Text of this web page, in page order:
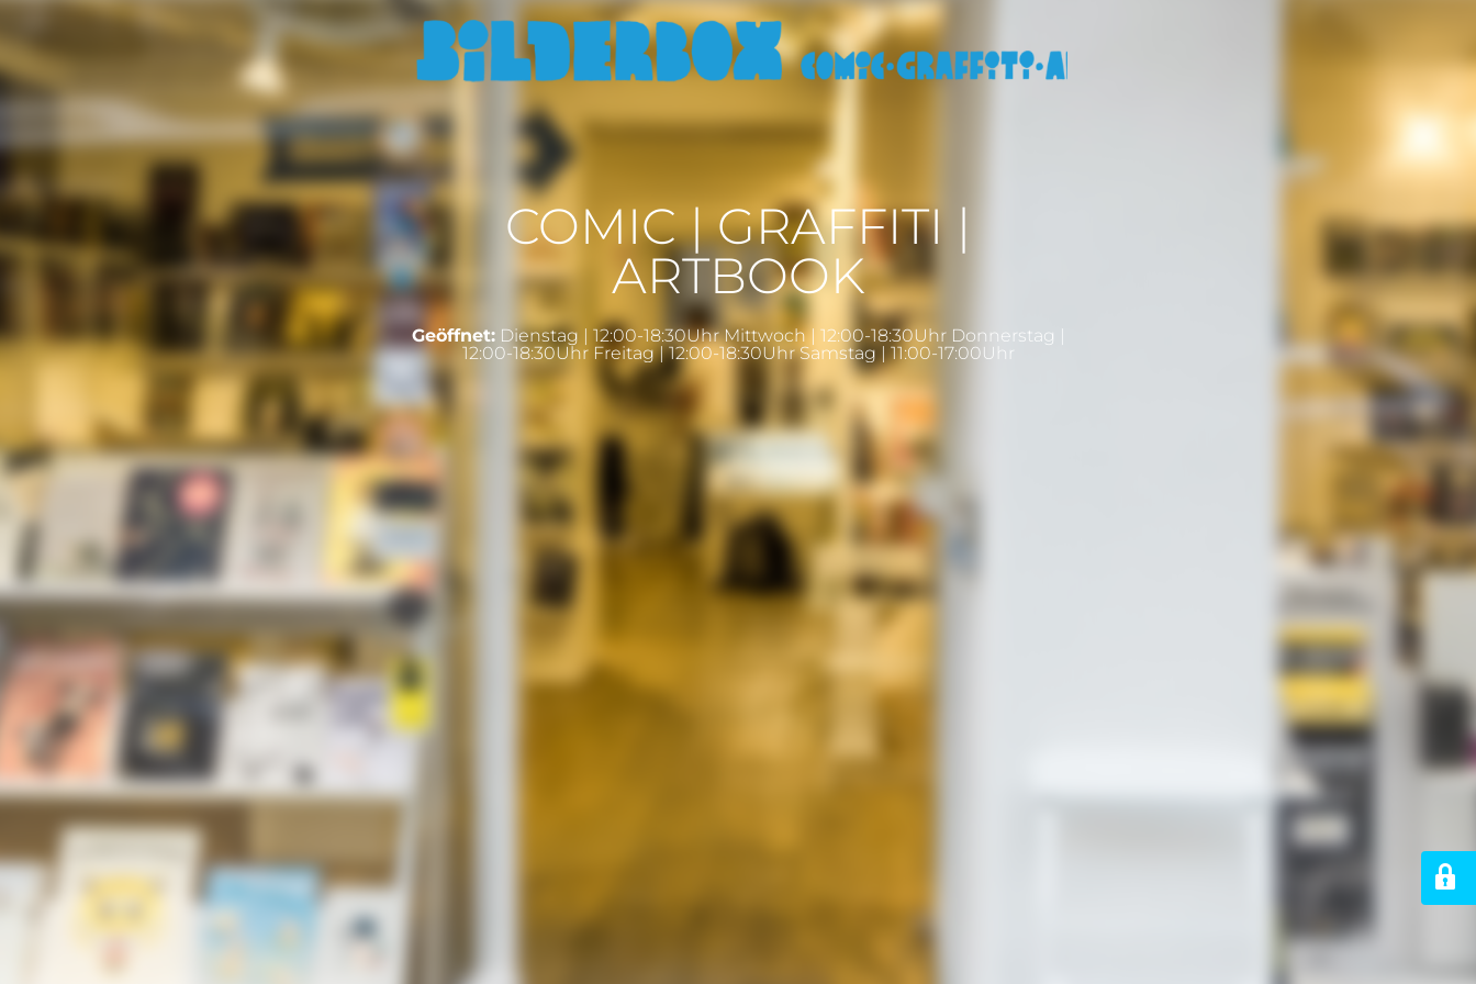
COMIC | GRAFFITI |
ARTBOOK
Geöffnet:Dienstag | 12:00-18:30Uhr Mittwoch | 12:00-18:30Uhr Donnerstag |
12:00-18:30Uhr Freitag | 12:00-18:30Uhr Samstag | 11:00-17:00Uhr